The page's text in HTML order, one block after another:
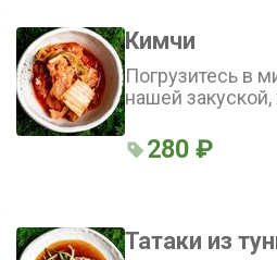
Кимчи
Погрузитесь в
нашей
корейской
кто ценит
280 ₽
Татаки из